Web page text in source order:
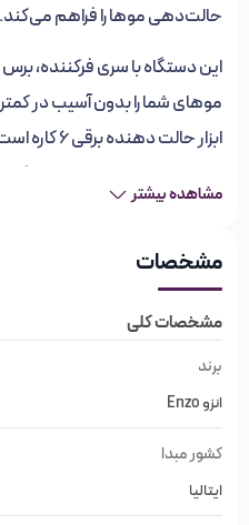
حالت‌دهی موها را فراهم می‌کند.
این دستگاه با سری فرکننده،
موهای شما را بدون آسیب در
ابزار حالت
مو طراحی شده و چندین عملکرد
طوسی
برند انزو ENZO
برند ایتالیا
ساخت کشور چین
مناسب براشینگ مو
سیم چرخشی
مشاهده بیشتر
مشخصات
مشخصات کلی
برند
انزو Enzo
کشور مبدا
ایتالیا